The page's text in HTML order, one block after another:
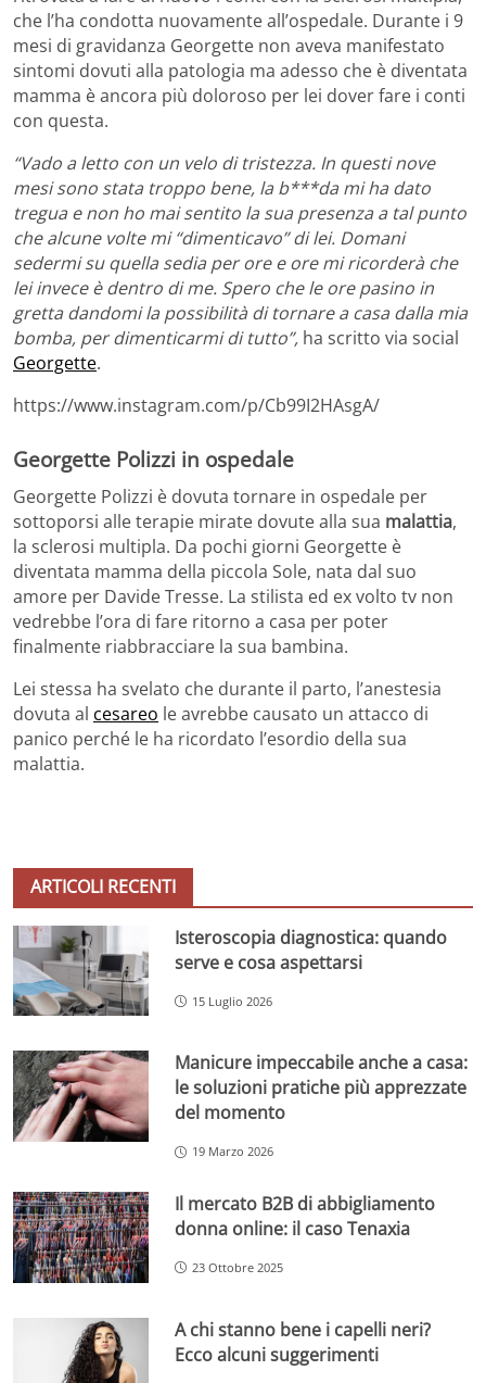
che l’ha condotta nuovamente all’ospedale. Durante i 9
mesi di gravidanza Georgette non aveva manifestato
sintomi dovuti alla patologia ma adesso che è diventata
mamma è ancora più doloroso per lei dover fare i conti
con questa.
“Vado a letto con un velo di tristezza. In questi nove
mesi sono stata troppo bene, la b***da mi ha dato
tregua e non ho mai sentito la sua presenza a tal punto
che alcune volte mi “dimenticavo” di lei. Domani
sedermi su quella sedia per ore e ore mi ricorderà che
lei invece è dentro di me. Spero che le ore pasino in
gretta dandomi la possibilità di tornare a casa dalla mia
bomba, per dimenticarmi di tutto”, ha scritto via social
Georgette.
https://www.instagram.com/p/Cb99I2HAsgA/
Georgette Polizzi in ospedale
Georgette Polizzi è dovuta tornare in ospedale per
sottoporsi alle terapie mirate dovute alla sua malattia,
la sclerosi multipla. Da pochi giorni Georgette è
diventata mamma della piccola Sole, nata dal suo
amore per Davide Tresse. La stilista ed ex volto tv non
vedrebbe l’ora di fare ritorno a casa per poter
finalmente riabbracciare la sua bambina.
Lei stessa ha svelato che durante il parto, l’anestesia
dovuta al cesareo le avrebbe causato un attacco di
panico perché le ha ricordato l’esordio della sua
malattia.
ARTICOLI RECENTI
Isteroscopia diagnostica: quando
serve e cosa aspettarsi
15 Luglio 2026
Manicure impeccabile anche a casa:
le soluzioni pratiche più apprezzate
del momento
19 Marzo 2026
Il mercato B2B di abbigliamento
donna online: il caso Tenaxia
23 Ottobre 2025
A chi stanno bene i capelli neri?
Ecco alcuni suggerimenti